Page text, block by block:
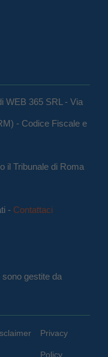
WEB 365 SRL - Via
- Codice Fiscale e
il Tribunale di Roma
- Contattaci
gestite da
Privacy
Policy